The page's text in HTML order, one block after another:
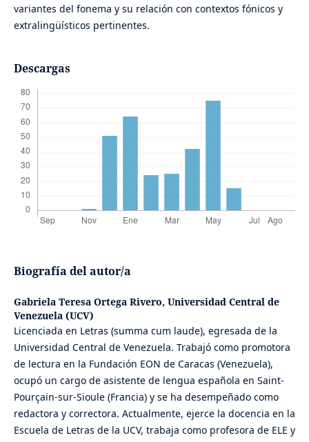
variantes del fonema y su relación con contextos fónicos y
extralingüísticos pertinentes.
Descargas
Biografía del autor/a
Gabriela Teresa Ortega Rivero, Universidad Central de
Venezuela (UCV)
Licenciada en Letras (summa cum laude), egresada de la
Universidad Central de Venezuela. Trabajó como promotora
de lectura en la Fundación EON de Caracas (Venezuela),
ocupó un cargo de asistente de lengua española en Saint-
Pourçain-sur-Sioule (Francia) y se ha desempeñado como
redactora y correctora. Actualmente, ejerce la docencia en la
Escuela de Letras de la UCV, trabaja como profesora de ELE y